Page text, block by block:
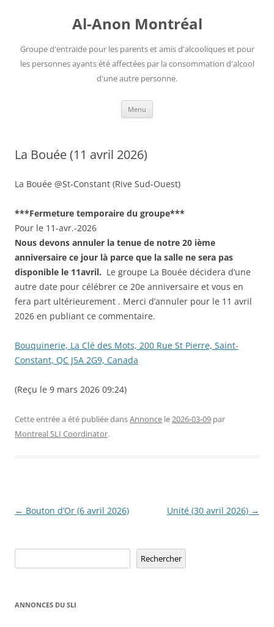
Al-Anon Montréal
Groupe d'entraide pour les parents et amis d'alcooliques et pour
les personnes ayants été affectées par la consommation d'alcool
d'une autre personne.
Menu
La Bouée (11 avril 2026)
La Bouée @St-Constant (Rive Sud-Ouest)
***Fermeture temporaire du groupe***
Pour le 11-avr.-2026
Nous devons annuler la tenue de notre 20 ième
anniversaire ce jour là parce que la salle ne sera pas
disponible le 11avril. Le groupe La Bouée décidera d’une
autre date pour célébrer ce 20e anniversaire et vous en
fera part ultérieurement . Merci d’annuler pour le 11 avril
2026 en publiant ce commentaire.
Bouquinerie, La Clé des Mots, 200 Rue St Pierre, Saint-
Constant, QC J5A 2G9, Canada
(Reçu le 9 mars 2026 09:24)
Cette entrée a été publiée dansAnnonce le2026-03-09 par
Montreal SLI Coordinator.
Navigation
← Bouton d’Or (6 avril 2026) Unité (30 avril 2026) →
Rechercher
ANNONCES DU SLI